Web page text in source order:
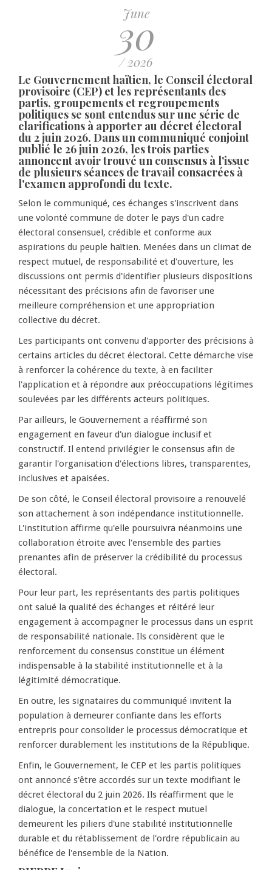
June
30
/ 2026
Le Gouvernement haïtien, le Conseil électoral
provisoire (CEP) et les représentants des
partis, groupements et regroupements
politiques se sont entendus sur une série de
clarifications à apporter au décret électoral
du 2 juin 2026. Dans un communiqué conjoint
publié le 26 juin 2026, les trois parties
annoncent avoir trouvé un consensus à l'issue
de plusieurs séances de travail consacrées à
l'examen approfondi du texte.
Selon le communiqué, ces échanges s'inscrivent dans
une volonté commune de doter le pays d'un cadre
électoral consensuel, crédible et conforme aux
aspirations du peuple haïtien. Menées dans un climat de
respect mutuel, de responsabilité et d'ouverture, les
discussions ont permis d'identifier plusieurs dispositions
nécessitant des précisions afin de favoriser une
meilleure compréhension et une appropriation
collective du décret.
Les participants ont convenu d'apporter des précisions à
certains articles du décret électoral. Cette démarche vise
à renforcer la cohérence du texte, à en faciliter
l'application et à répondre aux préoccupations légitimes
soulevées par les différents acteurs politiques.
Par ailleurs, le Gouvernement a réaffirmé son
engagement en faveur d'un dialogue inclusif et
constructif. Il entend privilégier le consensus afin de
garantir l'organisation d'élections libres, transparentes,
inclusives et apaisées.
De son côté, le Conseil électoral provisoire a renouvelé
son attachement à son indépendance institutionnelle.
L'institution affirme qu'elle poursuivra néanmoins une
collaboration étroite avec l'ensemble des parties
prenantes afin de préserver la crédibilité du processus
électoral.
Pour leur part, les représentants des partis politiques
ont salué la qualité des échanges et réitéré leur
engagement à accompagner le processus dans un esprit
de responsabilité nationale. Ils considèrent que le
renforcement du consensus constitue un élément
indispensable à la stabilité institutionnelle et à la
légitimité démocratique.
En outre, les signataires du communiqué invitent la
population à demeurer confiante dans les efforts
entrepris pour consolider le processus démocratique et
renforcer durablement les institutions de la République.
Enfin, le Gouvernement, le CEP et les partis politiques
ont annoncé s'être accordés sur un texte modifiant le
décret électoral du 2 juin 2026. Ils réaffirment que le
dialogue, la concertation et le respect mutuel
demeurent les piliers d'une stabilité institutionnelle
durable et du rétablissement de l'ordre républicain au
bénéfice de l'ensemble de la Nation.